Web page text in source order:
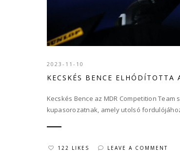
2023-11-10
KECSKÉS BENCE
Kecskés Bence az MDR Competition
kupasorozatnak, amely utolsó
122 LIKES LEAVE A COMMENT